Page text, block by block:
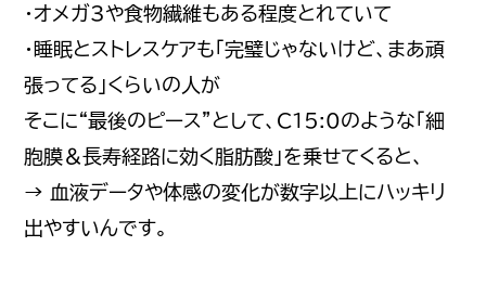
・オメガ3や食物繊維もある程度とれていて
・睡眠とストレスケアも「完璧じゃないけど、まあ頑
張ってる」くらいの人が
そこに“最後のピース”として、C15:0のような「細
胞膜＆長寿経路に効く脂肪酸」を乗せてくると、
→ 血液データや体感の変化が数字以上にハッキリ
出やすいんです。